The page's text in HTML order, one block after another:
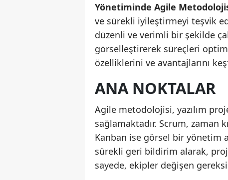
Yönetiminde Agile
ve sürekli iyileştirmeyi teşvik
düzenli ve verimli bir şekilde
görselleştirerek süreçleri
özelliklerini ve avantajlarını
ANA NOKTALAR
Agile metodolojisi, yazılım
sağlamaktadır. Scrum, zaman
Kanban ise görsel bir yönetim
sürekli geri bildirim alarak,
sayede, ekipler değişen